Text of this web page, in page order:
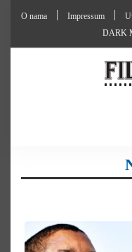
O nama Impressum
DARK